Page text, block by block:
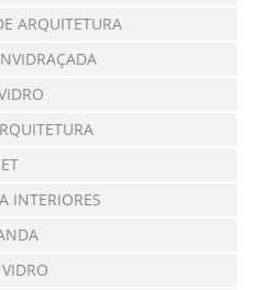
ARQUITETURA
INTERIORES